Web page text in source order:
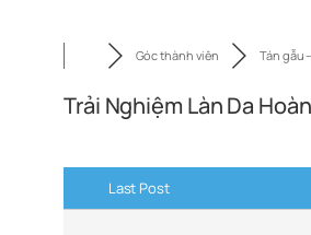
Góc thành viên Tán gẫu
Trải Nghiệm Làn Da
Last Post